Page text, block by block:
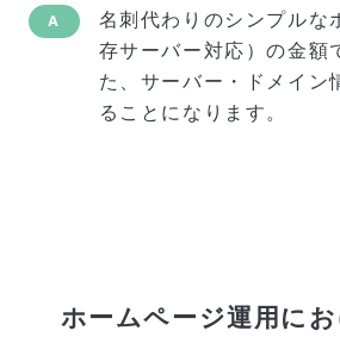
A
名刺代わりのシンプルな
存サーバー対応）の金額
た、サーバー・ドメイン
ることになります。
ホームページ運用に